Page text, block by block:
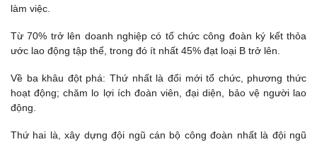
làm việc.
Từ 70% trở lên doanh nghiệp có tổ chức công đoàn ký kết thỏa
ước lao động tập thể, trong đó ít nhất 45% đạt loại B trở lên.
Về ba khâu đột phá: Thứ nhất là đổi mới tổ chức, phương thức
hoạt động; chăm lo lợi ích đoàn viên, đại diện, bảo vệ người lao
động.
Thứ hai là, xây dựng đội ngũ cán bộ công đoàn nhất là đội ngũ